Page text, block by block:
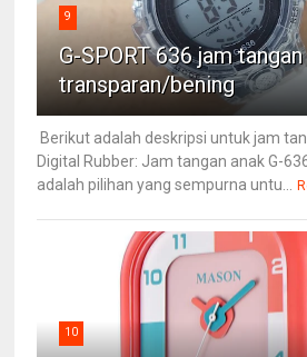
9
G-SPORT 636 jam
transparan/bening
Berikut adalah deskripsi untuk jam
Digital Rubber: Jam tangan anak G-
adalah pilihan yang sempurna untu...
10